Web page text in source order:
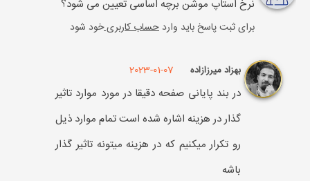
نرخ استاپ موشن برچه اساسی تعیین می شود؟
برای ثبت پاسخ باید وارد حساب کاربریخود شود
بهزاد میرزازاده 2023-01-07
در بند پایانی صفحه دقیقا در مورد موارد تاثیر
گذار در هزینه اشاره شده است تمام موارد ذیل
رو تکرار میکنیم که در هزینه میتونه تاثیر گذار
باشه